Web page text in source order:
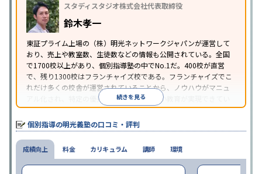
特徴
を利用オンライン対応1科目から受講可能
習のみの受講可
り
※2023年3月調査。小学校高学年の個別指導塾アンケート調査方法を参
スタディスタジオ株式会社代表取締役
鈴木孝一
東証プライム上場の（株）明光ネットワークジャパンが運営して
おり、売上や教室数、生徒数などの情報も公開されている。全国
で1700校以上があり、個別指導塾の中でNo.1だ。400校が直営
で、残り1300校はフランチャイズ校である。フランチャイズでこ
れだけ多くの校舎が運営されていることから、ノウハウがマニュ
アル化され、特定の優秀な人材に依存しない教育が実現できてい
ることが推測される。
続きを見る
個別指導の明光義塾の口コミ・評判
成績向上 料金 カリキュラム 講師 環境